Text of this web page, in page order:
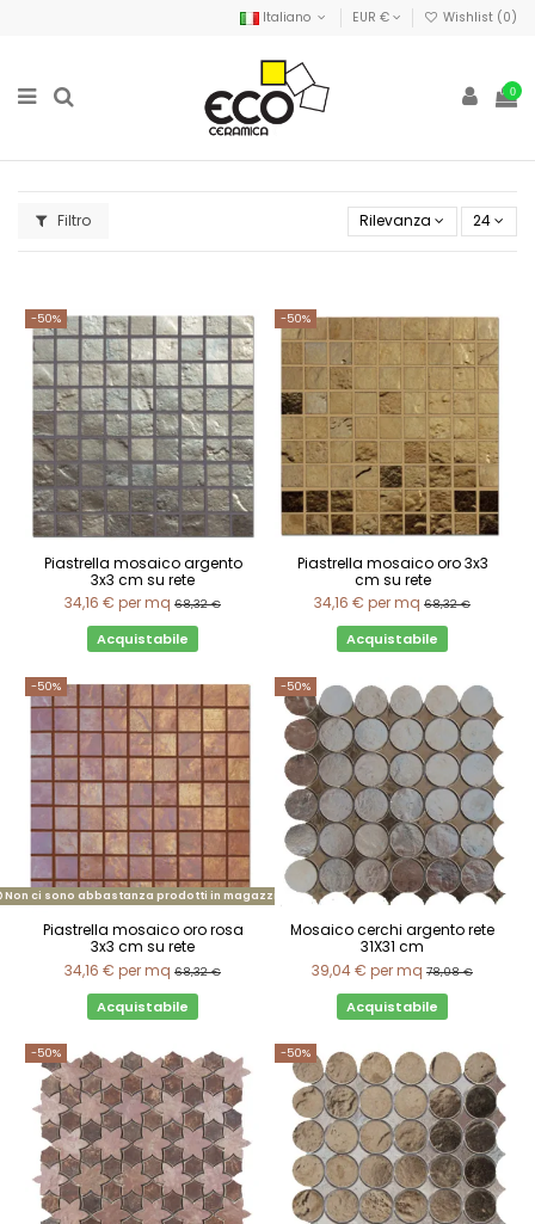
Italiano EUR € Wishlist (0)
0
Filtro Rilevanza 24
-50%
Piastrella mosaico argento
3x3 cm su rete
34,16 € per mq 68,32 €
Acquistabile
-50%
Piastrella mosaico oro 3x3
cm su rete
34,16 € per mq 68,32 €
Acquistabile
-50%
Non ci sono abbastanza prodotti in magazzino
Piastrella mosaico oro rosa
3x3 cm su rete
34,16 € per mq 68,32 €
Acquistabile
-50%
Mosaico cerchi argento rete
31X31 cm
39,04 € per mq 78,08 €
Acquistabile
-50% -50%